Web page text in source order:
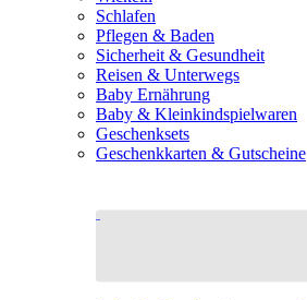
Schlafen
Pflegen & Baden
Sicherheit & Gesundheit
Reisen & Unterwegs
Baby Ernährung
Baby & Kleinkindspielwaren
Geschenksets
Geschenkkarten & Gutscheine